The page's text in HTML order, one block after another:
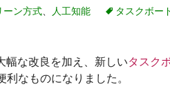
ーン方式 人工知能 タスクボー
幅な改良を加え、新しいタスク
なものになりました。